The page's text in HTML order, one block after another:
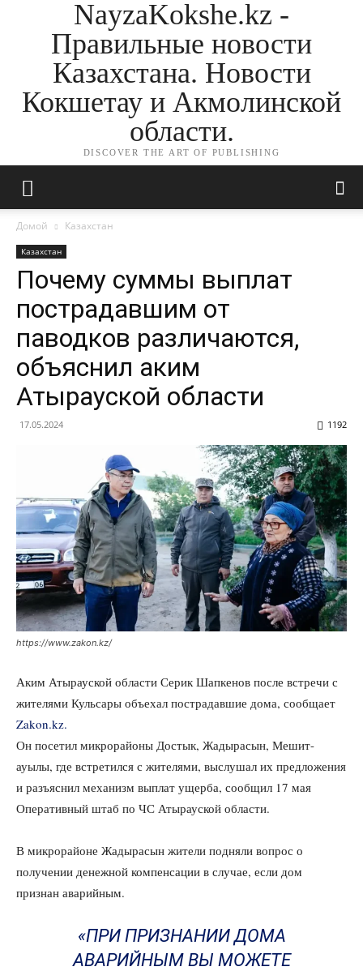
NayzaKokshe.kz -
Правильные новости
Казахстана. Новости
Кокшетау и Акмолинской
области.
DISCOVER THE ART OF PUBLISHING
Домой Казахстан
Казахстан
Почему суммы выплат
пострадавшим от
паводков различаются,
объяснил аким
Атырауской области
17.05.2024 1192
https://www.zakon.kz/
Аким Атырауской области Серик Шапкенов после встречи с
жителями Кульсары объехал пострадавшие дома, сообщает
Zakon.kz.
Он посетил микрорайоны Достык, Жадырасын, Мешит-
ауылы, где встретился с жителями, выслушал их предложения
и разъяснил механизм выплат ущерба, сообщил 17 мая
Оперативный штаб по ЧС Атырауской области.
В микрорайоне Жадырасын жители подняли вопрос о
получении денежной компенсации в случае, если дом
признан аварийным.
«ПРИ ПРИЗНАНИИ ДОМА
АВАРИЙНЫМ ВЫ МОЖЕТЕ